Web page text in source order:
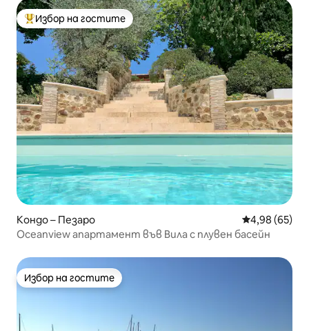
Най-популярен избор на гостите
Избор на гостите
Кондо – Пезаро Средна
4,98 (65)
Oceanview апартамент във Вила с плувен басейн
Избор на гостите
Избор на гостите